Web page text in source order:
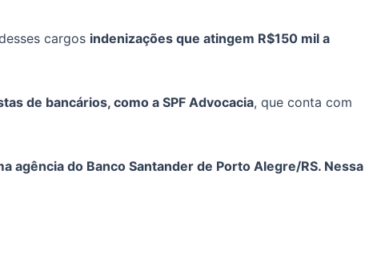
cargos indenizações que atingem R$150 mil a
de bancários, como a SPF Advocacia, que conta com
agência do Banco Santander de Porto Alegre/RS. Nessa